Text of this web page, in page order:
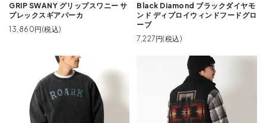
GRIP SWANY グリップスワニー サ
プレックスギアパーカ
13,860円(税込)
Black Diamond ブラックダイヤモ
ンド ディプロイウィンドフードグロ
ーブ
7,227円(税込)